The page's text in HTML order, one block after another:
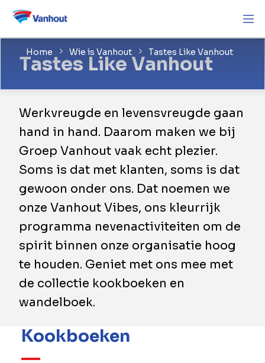
Home Wie is Vanhout Tastes Like Vanhout
Tastes Like Vanhout
Werkvreugde en levensvreugde gaan
hand in hand. Daarom maken we bij
Groep Vanhout vaak echt plezier.
Soms is dat met klanten, soms is dat
gewoon onder ons. Dat noemen we
onze Vanhout Vibes, ons kleurrijk
programma nevenactiviteiten om de
spirit binnen onze organisatie hoog
te houden. Geniet met ons mee met
de collectie kookboeken en
wandelboek.
Kookboeken